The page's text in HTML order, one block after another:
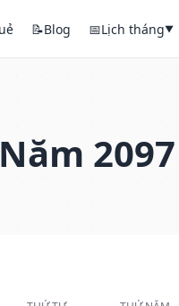
📝Blog 📅Lịch tháng▼
2097